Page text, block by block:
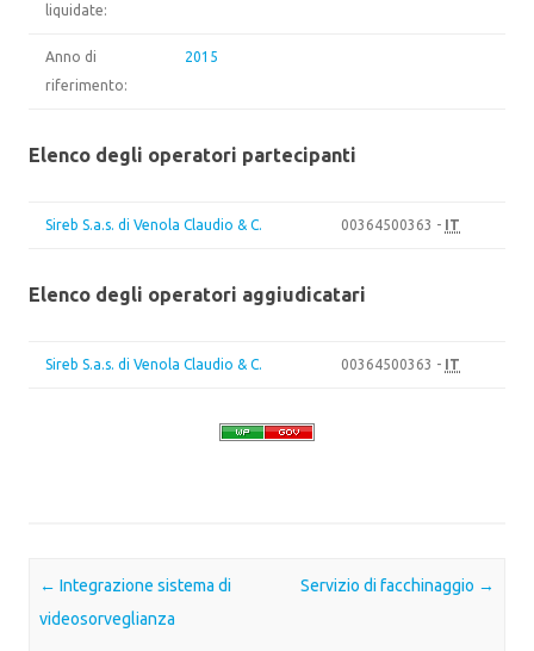
liquidate:
Anno di
riferimento:
2015
Elenco degli operatori partecipanti
Sireb S.a.s. di Venola Claudio & C. 00364500363 - IT
Elenco degli operatori aggiudicatari
Sireb S.a.s. di Venola Claudio & C. 00364500363 - IT
Post navigation
← Integrazione sistema di
videosorveglianza
Servizio di facchinaggio →